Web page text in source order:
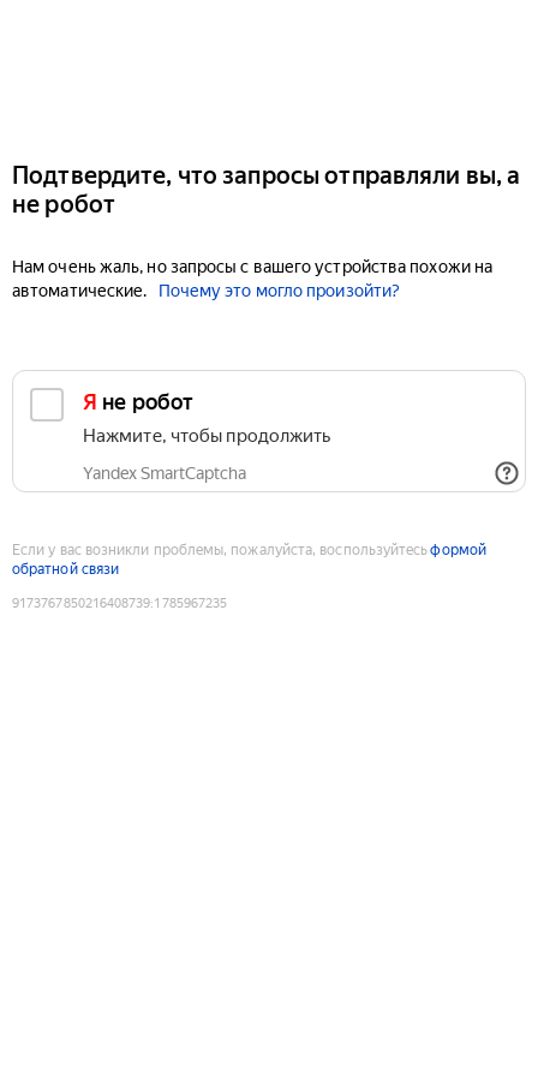
Подтвердите, что запросы отправляли вы, а
не робот
Нам очень жаль, но запросы с вашего устройства похожи на
автоматические.
Почему это могло произойти?
Я не робот
Нажмите, чтобы продолжить
Yandex SmartCaptcha
Если у вас возникли проблемы, пожалуйста, воспользуйтесьформой
обратной связи
9173767850216408739:1785967235